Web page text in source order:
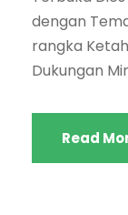
dengan
rangka
Dukungan
Read